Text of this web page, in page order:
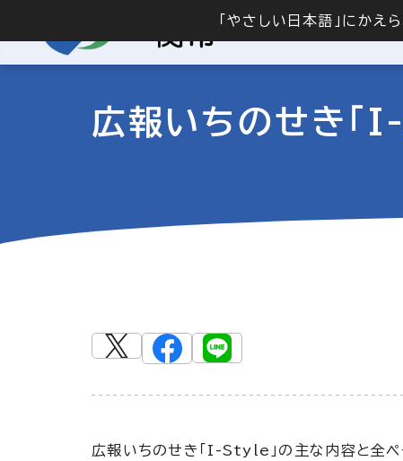
「やさしい日本語」にかえ
広報いちのせき
広報いちのせき「I-Style」の主な内容と全ペ